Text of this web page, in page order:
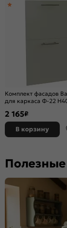
Комплект фасадов
для каркаса Ф-22
2 165₽
В корзину